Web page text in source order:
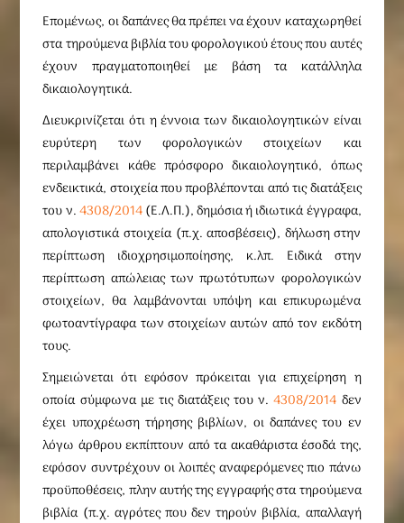
Επομένως, οι δαπάνες θα πρέπει να έχουν καταχωρηθεί
στα τηρούμενα βιβλία του φορολογικού έτους που αυτές
έχουν πραγματοποιηθεί με βάση τα κατάλληλα
δικαιολογητικά.
Διευκρινίζεται ότι η έννοια των δικαιολογητικών είναι
ευρύτερη των φορολογικών στοιχείων και
περιλαμβάνει κάθε πρόσφορο δικαιολογητικό, όπως
ενδεικτικά, στοιχεία που προβλέπονται από τις διατάξεις
του ν.4308/2014(Ε.Λ.Π.), δημόσια ή ιδιωτικά έγγραφα,
απολογιστικά στοιχεία (π.χ. αποσβέσεις), δήλωση στην
περίπτωση ιδιοχρησιμοποίησης, κ.λπ. Ειδικά στην
περίπτωση απώλειας των πρωτότυπων φορολογικών
στοιχείων, θα λαμβάνονται υπόψη και επικυρωμένα
φωτοαντίγραφα των στοιχείων αυτών από τον εκδότη
τους.
Σημειώνεται ότι εφόσον πρόκειται για επιχείρηση η
οποία σύμφωνα με τις διατάξεις του ν.4308/2014 δεν
έχει υποχρέωση τήρησης βιβλίων, οι δαπάνες του εν
λόγω άρθρου εκπίπτουν από τα ακαθάριστα έσοδά της,
εφόσον συντρέχουν οι λοιπές αναφερόμενες πιο πάνω
προϋποθέσεις, πλην αυτής της εγγραφής στα τηρούμενα
βιβλία (π.χ. αγρότες που δεν τηρούν βιβλία, απαλλαγή